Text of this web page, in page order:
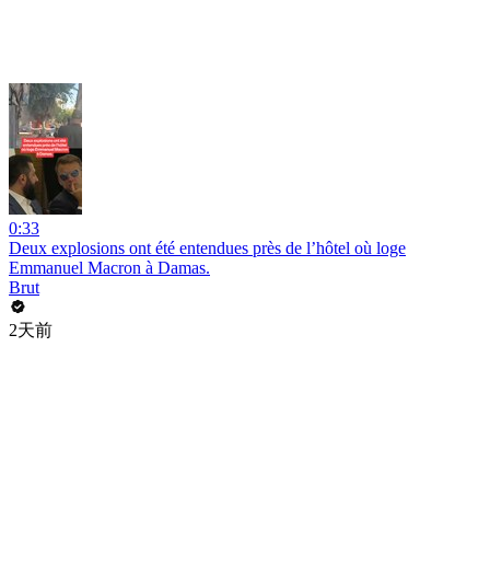
0:33
Deux explosions ont été entendues près de l’hôtel où loge
Emmanuel Macron à Damas.
Brut
2天前